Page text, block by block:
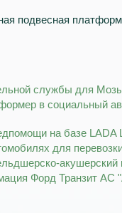
подвесная
службы для
в социальный
на базе LADA
для
акушерский
Форд Транзит АС